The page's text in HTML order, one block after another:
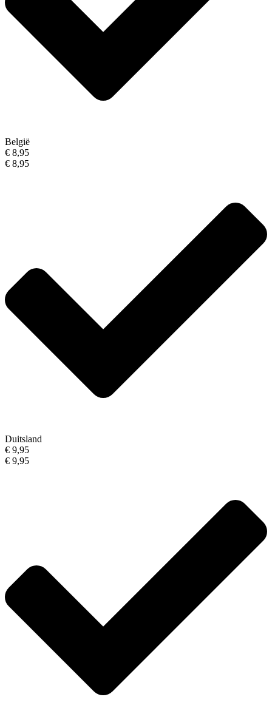
België
€ 8,95
€ 8,95
Duitsland
€ 9,95
€ 9,95